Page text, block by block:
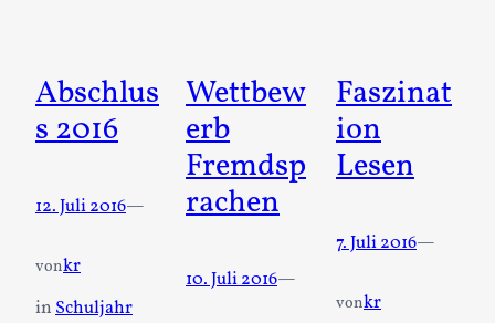
Abschlus
s 2016
12. Juli 2016—
vonkr
inSchuljahr
Wettbew
erb
Fremdsp
rachen
10. Juli 2016—
Faszinat
ion
Lesen
7. Juli 2016—
vonkr